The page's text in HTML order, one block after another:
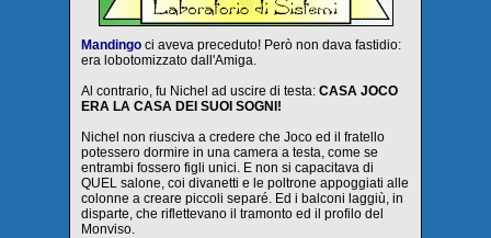
Mandingo ci aveva preceduto! Però non dava fastidio:
era lobotomizzato dall'Amiga.
Al contrario, fu Nichel ad uscire di testa: CASA JOCO
ERA LA CASA DEI SUOI SOGNI!
Nichel non riusciva a credere che Joco ed il fratello
potessero dormire in una camera a testa, come se
entrambi fossero figli unici. E non si capacitava di
QUEL salone, coi divanetti e le poltrone appoggiati alle
colonne a creare piccoli separé. Ed i balconi laggiù, in
disparte, che riflettevano il tramonto ed il profilo del
Monviso.